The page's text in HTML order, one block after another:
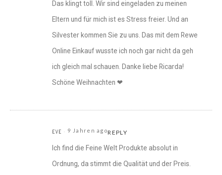
Das klingt toll. Wir sind eingeladen zu meinen
Eltern und für mich ist es Stress freier. Und an
Silvester kommen Sie zu uns. Das mit dem Rewe
Online Einkauf wusste ich noch gar nicht da geh
ich gleich mal schauen. Danke liebe Ricarda!
Schöne Weihnachten ❤
EVE 9 Jahren agoREPLY
Ich find die Feine Welt Produkte absolut in
Ordnung, da stimmt die Qualität und der Preis.